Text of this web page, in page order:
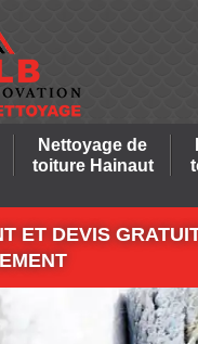
Nettoyage de
toiture Hainaut
ET DEVIS